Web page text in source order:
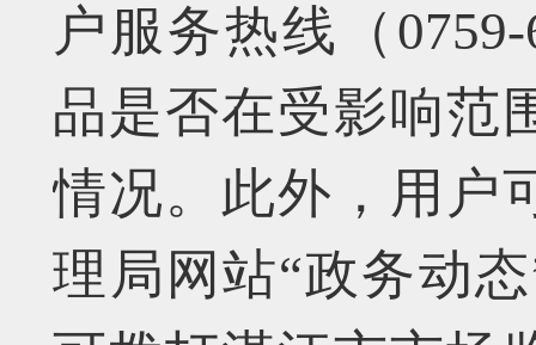
户服务热线（
品是否在受影响范
情况。此外，用户
理局网站“政务动